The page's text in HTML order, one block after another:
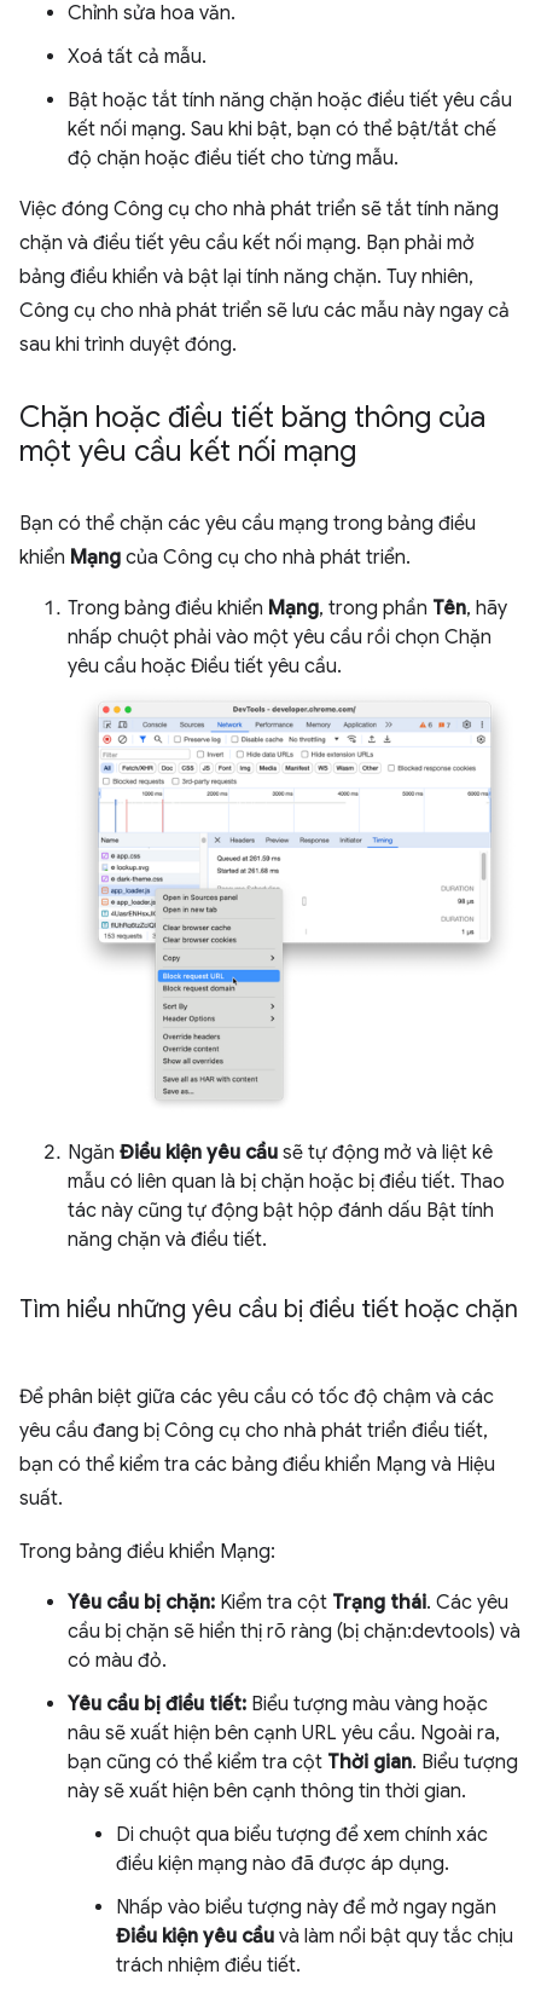
Chỉnh sửa hoa văn.
Xoá tất cả mẫu.
Bật hoặc tắt tính năng chặn hoặc điều tiết yêu cầu
kết nối mạng. Sau khi bật, bạn có thể bật/tắt chế
độ chặn hoặc điều tiết cho từng mẫu.
Việc đóng Công cụ cho nhà phát triển sẽ tắt tính năng
chặn và điều tiết yêu cầu kết nối mạng. Bạn phải mở
bảng điều khiển và bật lại tính năng chặn. Tuy nhiên,
Công cụ cho nhà phát triển sẽ lưu các mẫu này ngay cả
sau khi trình duyệt đóng.
Chặn hoặc điều tiết băng thông của
một yêu cầu kết nối mạng
Bạn có thể chặn các yêu cầu mạng trong bảng điều
khiển Mạng của Công cụ cho nhà phát triển.
Trong bảng điều khiển Mạng, trong phần Tên, hãy
nhấp chuột phải vào một yêu cầu rồi chọn Chặn
yêu cầu hoặc Điều tiết yêu cầu.
Ngăn Điều kiện yêu cầu sẽ tự động mở và liệt kê
mẫu có liên quan là bị chặn hoặc bị điều tiết. Thao
tác này cũng tự động bật hộp đánh dấu Bật tính
năng chặn và điều tiết.
Tìm hiểu những yêu cầu bị điều tiết hoặc chặn
Để phân biệt giữa các yêu cầu có tốc độ chậm và các
yêu cầu đang bị Công cụ cho nhà phát triển điều tiết,
bạn có thể kiểm tra các bảng điều khiển Mạng và Hiệu
suất.
Trong bảng điều khiển Mạng:
Yêu cầu bị chặn: Kiểm tra cột Trạng thái. Các yêu
cầu bị chặn sẽ hiển thị rõ ràng (bị chặn:devtools) và
có màu đỏ.
Yêu cầu bị điều tiết: Biểu tượng màu vàng hoặc
nâu sẽ xuất hiện bên cạnh URL yêu cầu. Ngoài ra,
bạn cũng có thể kiểm tra cột Thời gian. Biểu tượng
này sẽ xuất hiện bên cạnh thông tin thời gian.
Di chuột qua biểu tượng để xem chính xác
điều kiện mạng nào đã được áp dụng.
Nhấp vào biểu tượng này để mở ngay ngăn
Điều kiện yêu cầu và làm nổi bật quy tắc chịu
trách nhiệm điều tiết.